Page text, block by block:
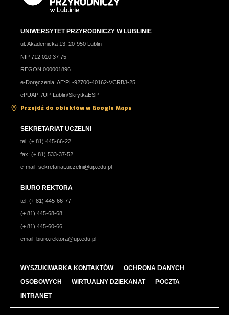
UNIWERSYTET PRZYRODNICZY W LUBLINIE
ul. Akademicka 13, 20-950 Lublin
NIP 712 010 37 75
REGON 000001896
e-Doręczenia: AE:PL-92700-40162-VCRBJ-25
ePUAP: /UP-Lublin/SkrytkaESP
Przejdź do obiektów w Google Maps
SEKRETARIAT UCZELNI
tel. (+ 81) 445-66-22
fax: (+ 81) 533-37-52
e-mail: sekretariat.uczelni@up.edu.pl
BIURO REKTORA
tel. (+ 81) 445-66-77
(+ 81) 445-68-68
(+ 81) 445-60-66
email: biuro.rektora@up.edu.pl
WYSZUKIWARKA KONTAKTÓW
OCHRONA DANYCH
OSOBOWYCH
WIRTUALNY DZIEKANAT
POCZTA
INTRANET